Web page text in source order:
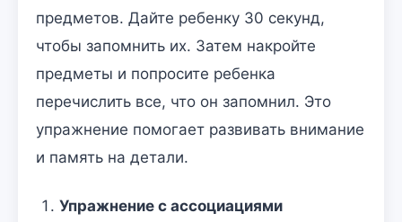
предметов. Дайте ребенку 30 секунд,
чтобы запомнить их. Затем накройте
предметы и попросите ребенка
перечислить все, что он запомнил. Это
упражнение помогает развивать внимание
и память на детали.
Упражнение с ассоциациями